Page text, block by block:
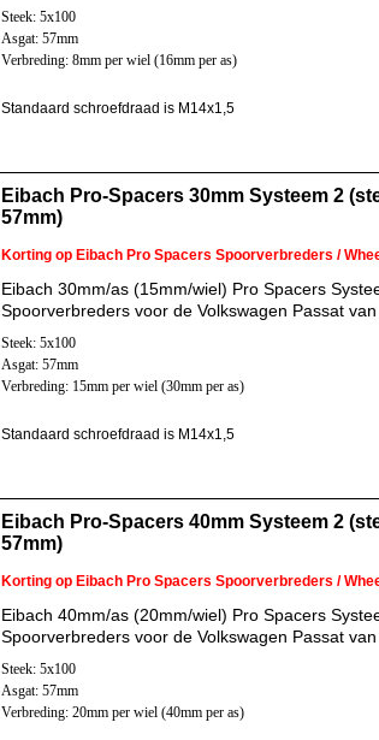
Steek: 5x100
Asgat: 57mm
Verbreding: 8mm per wiel (16mm per as)
Standaard schroefdraad is M14x1,5
Eibach Pro-Spacers 30mm Systeem 2
57mm)
Korting op Eibach Pro Spacers Spoorverbreders /
Eibach 30mm/as (15mm/wiel) Pro Spacers
Spoorverbreders voor de Volkswagen Passat
Steek: 5x100
Asgat: 57mm
Verbreding: 15mm per wiel (30mm per as)
Standaard schroefdraad is M14x1,5
Eibach Pro-Spacers 40mm Systeem 2
57mm)
Korting op Eibach Pro Spacers Spoorverbreders /
Eibach 40mm/as (20mm/wiel) Pro Spacers
Spoorverbreders voor de Volkswagen Passat
Steek: 5x100
Asgat: 57mm
Verbreding: 20mm per wiel (40mm per as)